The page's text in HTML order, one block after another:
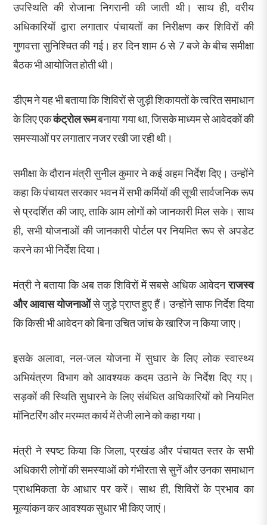
उपस्थिति की रोजाना निगरानी की जाती थी। साथ ही, वरीय
अधिकारियों द्वारा लगातार पंचायतों का निरीक्षण कर शिविरों की
गुणवत्ता सुनिश्चित की गई। हर दिन शाम 6 से 7 बजे के बीच समीक्षा
बैठक भी आयोजित होती थी।
डीएम ने यह भी बताया कि शिविरों से जुड़ी शिकायतों के त्वरित समाधान
के लिए एककंट्रोल रूमबनाया गया था, जिसके माध्यम से आवेदकों की
समस्याओं पर लगातार नजर रखी जा रही थी।
समीक्षा के दौरान मंत्री सुनील कुमार ने कई अहम निर्देश दिए। उन्होंने
कहा कि पंचायत सरकार भवन में सभी कर्मियों की सूची सार्वजनिक रूप
से प्रदर्शित की जाए, ताकि आम लोगों को जानकारी मिल सके। साथ
ही, सभी योजनाओं की जानकारी पोर्टल पर नियमित रूप से अपडेट
करने का भी निर्देश दिया।
मंत्री ने बताया कि अब तक शिविरों में सबसे अधिक आवेदनराजस्व
और आवास योजनाओंसे जुड़े प्राप्त हुए हैं। उन्होंने साफ निर्देश दिया
कि किसी भी आवेदन को बिना उचित जांच के खारिज न किया जाए।
इसके अलावा, नल-जल योजना में सुधार के लिए लोक स्वास्थ्य
अभियंत्रण विभाग को आवश्यक कदम उठाने के निर्देश दिए गए।
सड़कों की स्थिति सुधारने के लिए संबंधित अधिकारियों को नियमित
मॉनिटरिंग और मरम्मत कार्य में तेजी लाने को कहा गया।
मंत्री ने स्पष्ट किया कि जिला, प्रखंड और पंचायत स्तर के सभी
अधिकारी लोगों की समस्याओं को गंभीरता से सुनें और उनका समाधान
प्राथमिकता के आधार पर करें। साथ ही, शिविरों के प्रभाव का
मूल्यांकन कर आवश्यक सुधार भी किए जाएं।